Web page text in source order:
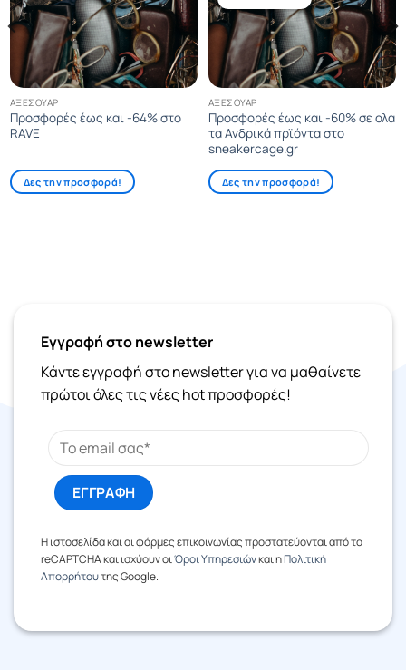
ΑΞΕΣΟΥΆΡ
Προσφορές έως και -64% στο
RAVE
Δες την προσφορά!
ΑΞΕΣΟΥΆΡ
Προσφορές έως και -60% σε ολα
τα Ανδρικά πρϊόντα στο
sneakercage.gr
Δες την προσφορά!
Εγγραφή στο newsletter
Κάντε εγγραφή στο newsletter για να μαθαίνετε
πρώτοι όλες τις νέες hot προσφορές!
Η ιστοσελίδα και οι φόρμες επικοινωνίας προστατεύονται από το
reCAPTCHA και ισχύουν οιΌροι Υπηρεσιώνκαι ηΠολιτική
Απορρήτουτης Google.